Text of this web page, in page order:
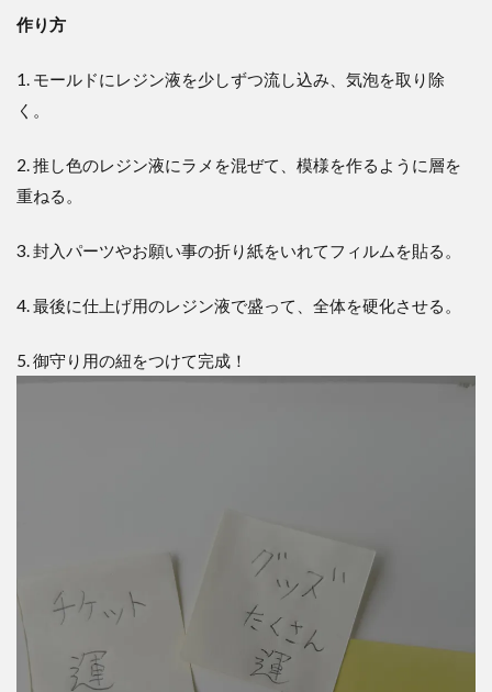
作り方
1. モールドにレジン液を少しずつ流し込み、気泡を取り除
く。
2. 推し色のレジン液にラメを混ぜて、模様を作るように層を
重ねる。
3. 封入パーツやお願い事の折り紙をいれてフィルムを貼る。
4. 最後に仕上げ用のレジン液で盛って、全体を硬化させる。
5. 御守り用の紐をつけて完成！